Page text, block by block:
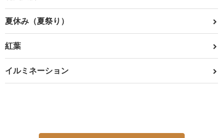
夏休み（夏祭り）
紅葉
イルミネーション